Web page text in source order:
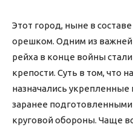
Этот город, ныне в
орешком. Одним из
рейха в конце войны
крепости. Суть в том, что
назначались укрепленные
заранее
круговой обороны. Чаще